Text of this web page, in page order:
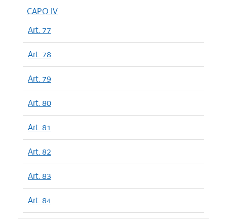
CAPO IV
Art. 77
Art. 78
Art. 79
Art. 80
Art. 81
Art. 82
Art. 83
Art. 84